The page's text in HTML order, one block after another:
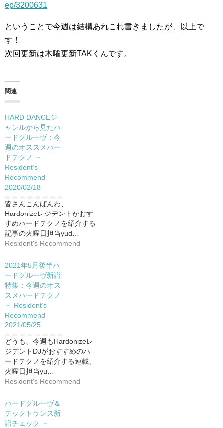
ep/3200631
ということで今週は結構あれこれ書きましたが、以上で
す！
次回更新は木曜更新TAKくんです。
関連
HARD DANCEジ
ャンルから見たハ
ードグルーヴ：今
週のオススメハー
ドテクノ －
Resident’s
Recommend
2020/02/18
皆さんこんばんわ、
Hardonizeレジデントがおす
すめハードテクノを紹介する
記事の火曜日担当yud…
Resident's Recommend
2021年5月後半ハ
ードグルーヴ新譜
特集：今週のオス
スメハードテクノ
－ Resident’s
Recommend
2021/05/25
どうも、今週もHardonizeレ
ジデントDJがおすすめのハ
ードテクノを紹介する連載、
火曜日担当yu…
Resident's Recommend
ハードグルーヴ＆
テックトランス新
譜チェック －